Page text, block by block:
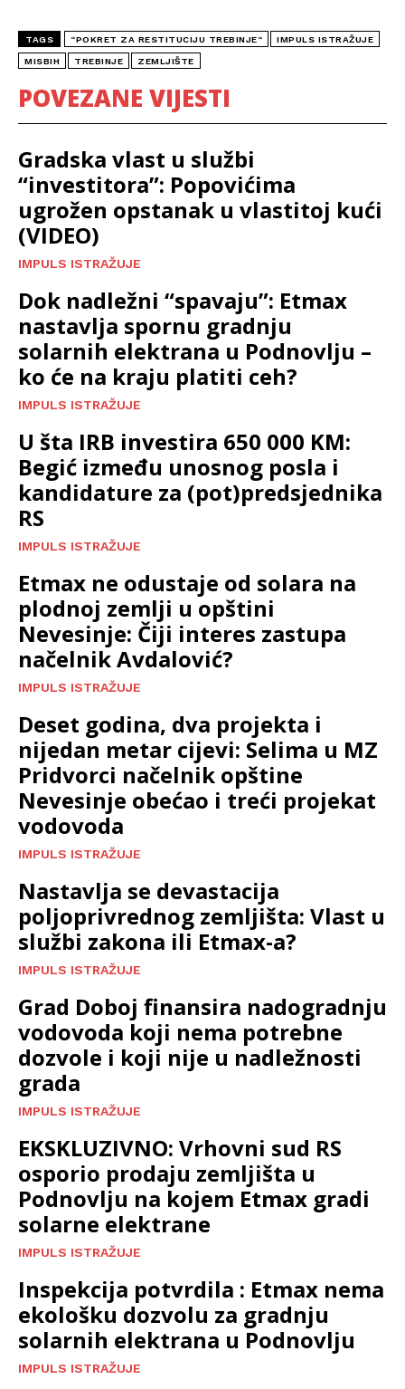
TAGS “POKRET ZA RESTITUCIJU TREBINJE“ IMPULS ISTRAŽUJE
MISBIH TREBINJE ZEMLJIŠTE
POVEZANE VIJESTI
Gradska vlast u službi
“investitora”: Popovićima
ugrožen opstanak u vlastitoj kući
(VIDEO)
IMPULS ISTRAŽUJE
Dok nadležni “spavaju”: Etmax
nastavlja spornu gradnju
solarnih elektrana u Podnovlju –
ko će na kraju platiti ceh?
IMPULS ISTRAŽUJE
U šta IRB investira 650 000 KM:
Begić između unosnog posla i
kandidature za (pot)predsjednika
RS
IMPULS ISTRAŽUJE
Etmax ne odustaje od solara na
plodnoj zemlji u opštini
Nevesinje: Čiji interes zastupa
načelnik Avdalović?
IMPULS ISTRAŽUJE
Deset godina, dva projekta i
nijedan metar cijevi: Selima u MZ
Pridvorci načelnik opštine
Nevesinje obećao i treći projekat
vodovoda
IMPULS ISTRAŽUJE
Nastavlja se devastacija
poljoprivrednog zemljišta: Vlast u
službi zakona ili Etmax-a?
IMPULS ISTRAŽUJE
Grad Doboj finansira nadogradnju
vodovoda koji nema potrebne
dozvole i koji nije u nadležnosti
grada
IMPULS ISTRAŽUJE
EKSKLUZIVNO: Vrhovni sud RS
osporio prodaju zemljišta u
Podnovlju na kojem Etmax gradi
solarne elektrane
IMPULS ISTRAŽUJE
Inspekcija potvrdila : Etmax nema
ekološku dozvolu za gradnju
solarnih elektrana u Podnovlju
IMPULS ISTRAŽUJE